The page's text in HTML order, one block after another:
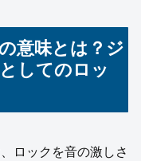
意味とは？ジ
してのロッ
ロックを音の激しさ